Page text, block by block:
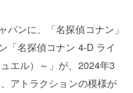
ンに、「名探偵コナン」
「名探偵コナン 4-D ライ
エル）～」が、2024年3
アトラクションの模様が